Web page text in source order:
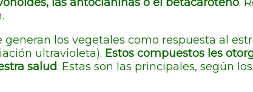
los vegetales como respuesta al
ultravioleta). Estos compuestos les
salud. Estas son las principales, según